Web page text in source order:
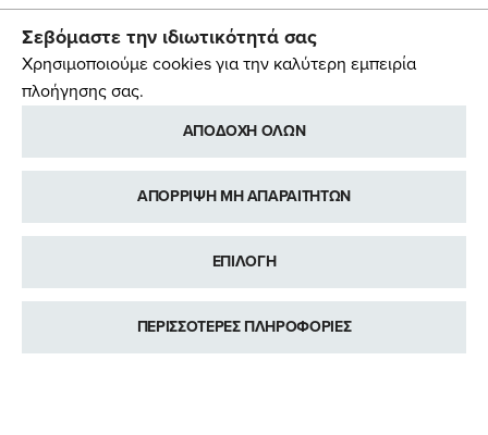
Σεβόμαστε την ιδιωτικότητά σας
Χρησιμοποιούμε cookies για την καλύτερη εμπειρία
πλοήγησης σας.
ΑΠΟΔΟΧΗ ΟΛΩΝ
ΑΠΟΡΡΙΨΗ ΜΗ ΑΠΑΡΑΙΤΗΤΩΝ
ΕΠΙΛΟΓΗ
ΠΕΡΙΣΣΟΤΕΡΕΣ ΠΛΗΡΟΦΟΡΙΕΣ